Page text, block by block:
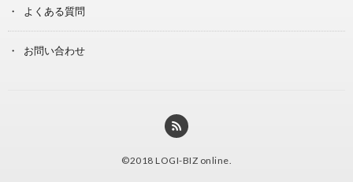
よくある質問
お問い合わせ
©2018 LOGI-BIZ online.